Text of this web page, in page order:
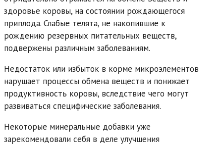
здоровье коровы, на состоянии рождающегося
приплода. Слабые телята, не накопившие к
рождению резервных питательных веществ,
подвержены различным заболеваниям.
Недостаток или избыток в корме микроэлементов
нарушает процессы обмена веществ и понижает
продуктивность коровы, вследствие чего могут
развиваться специфические заболевания.
Некоторые минеральные добавки уже
зарекомендовали себя в деле улучшения